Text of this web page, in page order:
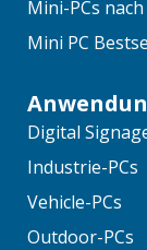
Mini-PCs
Mini PC
Digital
Industrie-PCs
Vehicle-PCs
Outdoor-PCs